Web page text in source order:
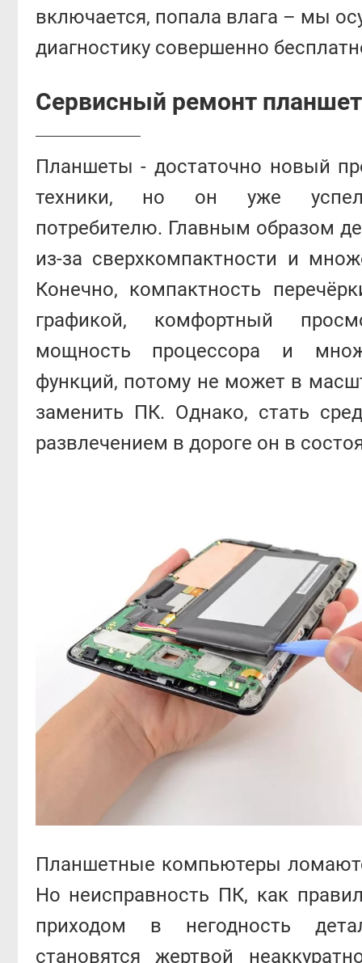
включается, попала влага – мы
диагностику совершенно
Сервисный ремонт
Планшеты - достаточно новый
техники, но он уже успел
потребителю. Главным образом
из-за сверхкомпактности и
Конечно, компактность
графикой, комфортный
мощность процессора и
функций, потому не может в
заменить ПК. Однако, стать
развлечением в дороге он в
Планшетные компьютеры
Но неисправность ПК, как
приходом в негодность
становятся жертвой